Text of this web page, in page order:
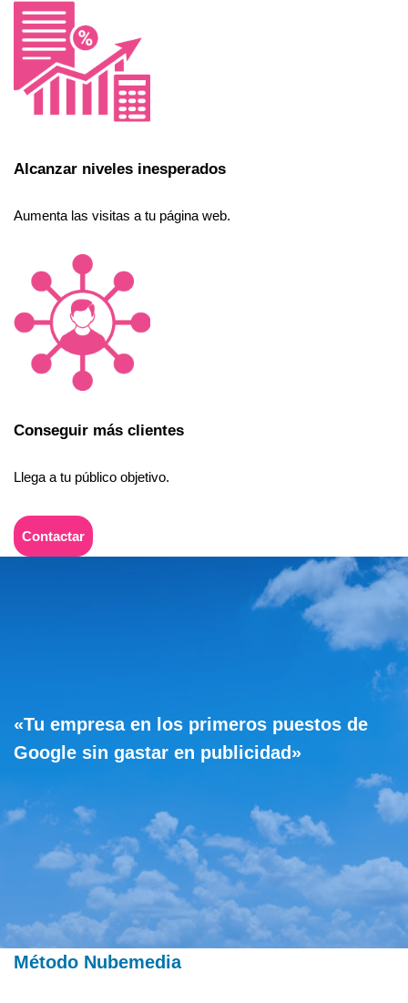
Alcanzar niveles inesperados
Aumenta las visitas a tu página web.
Conseguir más clientes
Llega a tu público objetivo.
Contactar
«Tu empresa en los primeros puestos de
Google sin gastar en publicidad»
Método Nubemedia